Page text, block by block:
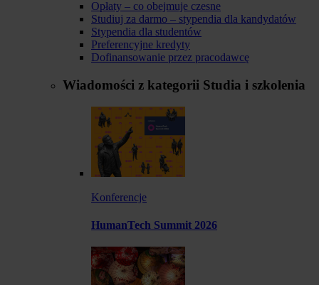
Opłaty – co obejmuje czesne
Studiuj za darmo – stypendia dla kandydatów
Stypendia dla studentów
Preferencyjne kredyty
Dofinansowanie przez pracodawcę
Wiadomości z kategorii Studia i szkolenia
Konferencje
HumanTech Summit 2026